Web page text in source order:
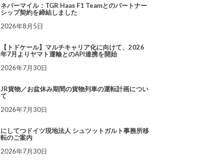
ネバーマイル：TGR Haas F1 Teamとのパートナー
シップ契約を締結しました
2026年8月5日
【トドケール】マルチキャリア化に向けて、2026
年7月よりヤマト運輸とのAPI連携を開始
2026年7月30日
JR貨物／お盆休み期間の貨物列車の運転計画につい
て
2026年7月30日
にしてつドイツ現地法人 シュツットガルト事務所移
転のご案内
2026年7月30日